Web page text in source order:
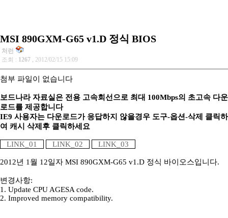
MSI 890GXM-G65 v1.D 정식 BIOS
처런
조회 : 1267 , 2012/02/15 15:09
첨부 파일이 없습니다
보드나라 자료실은 전용 고속회선으로 최대 100Mbps의 초고속 다운
로드를 제공합니다
IE9 사용자는 다운로드가 응답하지 않을경우 도구-옵션-삭제 클릭하
여 캐시 삭제후 클릭하세요
LINK_01 LINK_02 LINK_03
2012년 1월 12일자 MSI 890GXM-G65 v1.D 정식 바이오스입니다.
변경사항:
1. Update CPU AGESA code.
2. Improved memory compatibility.